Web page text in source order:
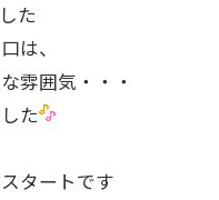
た
は、
雰囲気・・・
た
タートです